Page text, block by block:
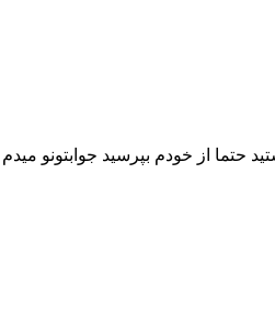
حتما از خودم بپرسید جوابتونو